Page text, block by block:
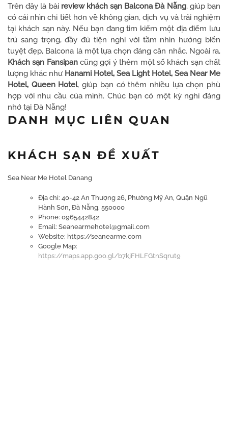
Trên đây là bài review khách sạn Balcona Đà Nẵng, giúp bạn
có cái nhìn chi tiết hơn về không gian, dịch vụ và trải nghiệm
tại khách sạn này. Nếu bạn đang tìm kiếm một địa điểm lưu
trú sang trọng, đầy đủ tiện nghi với tầm nhìn hướng biển
tuyệt đẹp, Balcona là một lựa chọn đáng cân nhắc. Ngoài ra,
Khách sạn Fansipancũng gợi ý thêm một số khách sạn chất
lượng khác như Hanami Hotel, Sea Light Hotel, Sea Near Me
Hotel, Queen Hotel, giúp bạn có thêm nhiều lựa chọn phù
hợp với nhu cầu của mình. Chúc bạn có một kỳ nghỉ đáng
nhớ tại Đà Nẵng!
DANH MỤC LIÊN QUAN
KHÁCH SẠN ĐỀ XUẤT
Sea Near Me Hotel Danang
Địa chỉ: 40-42 An Thượng 26, Phường Mỹ An, Quận Ngũ
Hành Sơn, Đà Nẵng, 550000
Phone: 0965442842
Email: Seanearmehotel@gmail.com
Website: https://seanearme.com
Google Map:
https://maps.app.goo.gl/b7kjFHLFGtnSqrut9